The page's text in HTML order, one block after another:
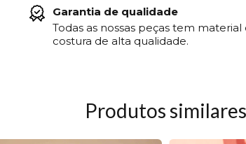
Garantia de qualidade
Todas as nossas peças tem material
costura de alta qualidade.
Produtos similares